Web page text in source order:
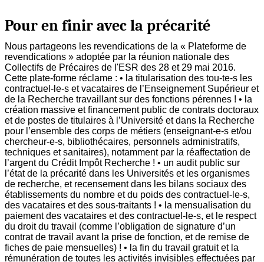
Pour en finir avec la précarité
Nous partageons les revendications de la « Plateforme de
revendications » adoptée par la réunion nationale des
Collectifs de Précaires de l'ESR des 28 et 29 mai 2016.
Cette plate-forme réclame : • la titularisation des tou-te-s les
contractuel-le-s et vacataires de l’Enseignement Supérieur et
de la Recherche travaillant sur des fonctions pérennes ! • la
création massive et financement public de contrats doctoraux
et de postes de titulaires à l’Université et dans la Recherche
pour l’ensemble des corps de métiers (enseignant-e-s et/ou
chercheur-e-s, bibliothécaires, personnels administratifs,
techniques et sanitaires), notamment par la réaffectation de
l’argent du Crédit Impôt Recherche ! • un audit public sur
l’état de la précarité dans les Universités et les organismes
de recherche, et recensement dans les bilans sociaux des
établissements du nombre et du poids des contractuel-le-s,
des vacataires et des sous-traitants ! • la mensualisation du
paiement des vacataires et des contractuel-le-s, et le respect
du droit du travail (comme l’obligation de signature d’un
contrat de travail avant la prise de fonction, et de remise de
fiches de paie mensuelles) ! • la fin du travail gratuit et la
rémunération de toutes les activités invisibles effectuées par